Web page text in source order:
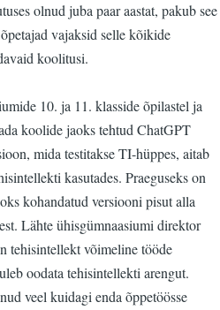
olnud juba paar aastat, pakub see
vajaksid selle kõikide
koolitusi.
10. ja 11. klasside õpilastel ja
koolide jaoks tehtud ChatGPT
mida testitakse TI-hüppes, aitab
kasutades. Praeguseks on
kohandatud versiooni pisut alla
Lähte ühisgümnaasiumi direktor
tehisintellekt võimeline tööde
oodata tehisintellekti arengut.
veel kuidagi enda õppetöösse